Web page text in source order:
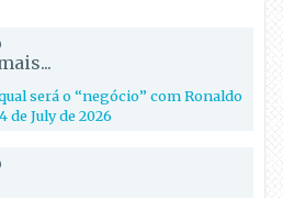
será o “negócio” com Ronaldo
4 de July de 2026